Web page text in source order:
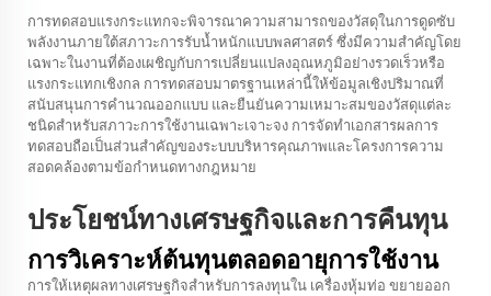
การทดสอบแรงกระแทกจะพิจารณาความสามารถของวัสดุในการดูดซับ
พลังงานภายใต้สภาวะการรับน้ำหนักแบบพลศาสตร์ ซึ่งมีความสำคัญโดย
เฉพาะในงานที่ต้องเผชิญกับการเปลี่ยนแปลงอุณหภูมิอย่างรวดเร็วหรือ
แรงกระแทกเชิงกล การทดสอบมาตรฐานเหล่านี้ให้ข้อมูลเชิงปริมาณที่
สนับสนุนการคำนวณออกแบบ และยืนยันความเหมาะสมของวัสดุแต่ละ
ชนิดสำหรับสภาวะการใช้งานเฉพาะเจาะจง การจัดทำเอกสารผลการ
ทดสอบถือเป็นส่วนสำคัญของระบบบริหารคุณภาพและโครงการความ
สอดคล้องตามข้อกำหนดทางกฎหมาย
ประโยชน์ทางเศรษฐกิจและการคืนทุน
การวิเคราะห์ต้นทุนตลอดอายุการใช้งาน
การให้เหตุผลทางเศรษฐกิจสำหรับการลงทุนใน เครื่องหุ้มท่อ ขยายออก